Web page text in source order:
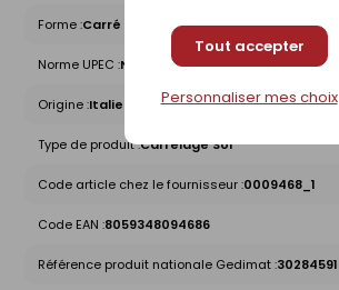
Tout accepter
Personnaliser mes choix
Forme :Carré
Norme UPEC :Non concerné
Origine :Italie
Type de produit :Carrelage Sol
Code article chez le fournisseur :0009468_1
Code EAN :8059348094686
Référence produit nationale Gedimat :30284591